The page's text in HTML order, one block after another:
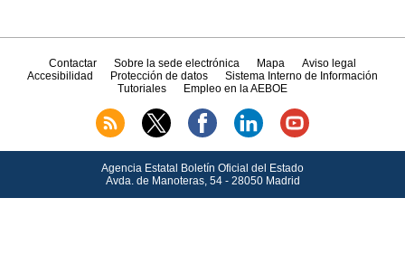
Contactar Sobre la sede electrónica Mapa
Aviso legal
Accesibilidad
Protección de datos
Sistema Interno de Información
Tutoriales
Empleo en la AEBOE
Agencia Estatal Boletín Oficial del Estado
Avda. de Manoteras, 54 - 28050 Madrid